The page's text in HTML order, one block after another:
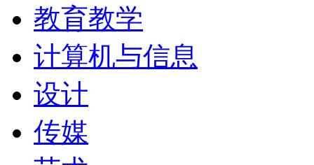
教育教学
计算机与信息
设计
传媒